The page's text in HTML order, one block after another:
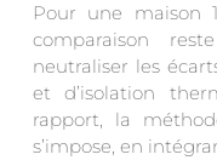
Pour une maison
comparaison
neutraliser les
et d’isolation
rapport, la
s’impose, en